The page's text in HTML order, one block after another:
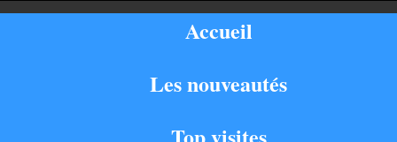
Accueil
Les nouveautés